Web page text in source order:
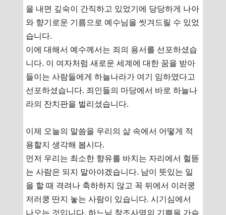
을 내면 깊숙이 간직하고 있었기에 당당하게 나아
와 향기로운 기름으로 예수님을 씻겨드릴 수 있었
습니다.
이에 대해서 예수께서는 죄의 용서를 선포하셨습
니다. 이 여자처럼 새로운 세계에 대한 꿈을 받아
들이는 사람들에게 하늘나라가 여기 임하였다고
선포하셨습니다. 죄인들의 마당에서 바로 하늘나
라의 잔치판을 벌리셨습니다.
이제 오늘의 말씀을 우리의 삶 속에서 어떻게 적
용할지 생각해 봅시다.
먼저 우리는 최소한 향유를 바치는 자리에서 헐뜯
는 사람은 되지 말아야겠습니다. 남이 뜻있는 일
을 할 때 격려나 축하하지 않고 꼭 뒤에서 이러쿵
저러쿵 딴지 놓는 사람이 있습니다. 시기심에서
나오는 것입니다. 하느님 창조사역의 기쁨을 가슴